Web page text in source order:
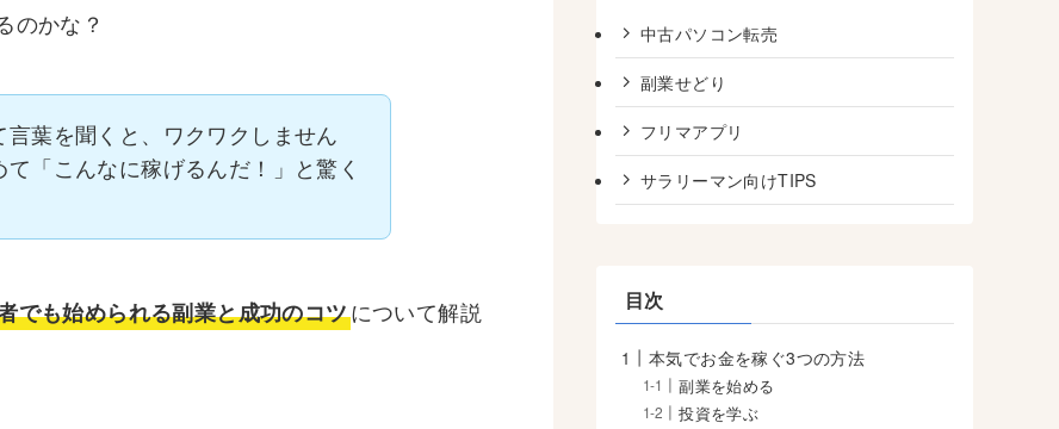
のかな？
言葉を聞くと、ワクワクしません
「こんなに稼げるんだ！」と驚く
でも始められる副業と成功のコツについて解説
中古パソコン転売
副業せどり
フリマアプリ
サラリーマン向けTIPS
目次
本気でお金を稼ぐ3つの方法
副業を始める
投資を学ぶ